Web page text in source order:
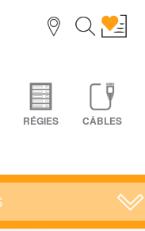
RÉGIES CÂBLES